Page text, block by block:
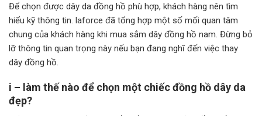
Để chọn được dây da đồng hồ phù hợp, khách hàng nên tìm
hiểu kỹ thông tin. laforce đã tổng hợp một số mối quan tâm
chung của khách hàng khi mua sắm dây đồng hồ nam. Đừng bỏ
lỡ thông tin quan trọng này nếu bạn đang nghĩ đến việc thay
dây đồng hồ.
i – làm thế nào để chọn một chiếc đồng hồ dây da
đẹp?